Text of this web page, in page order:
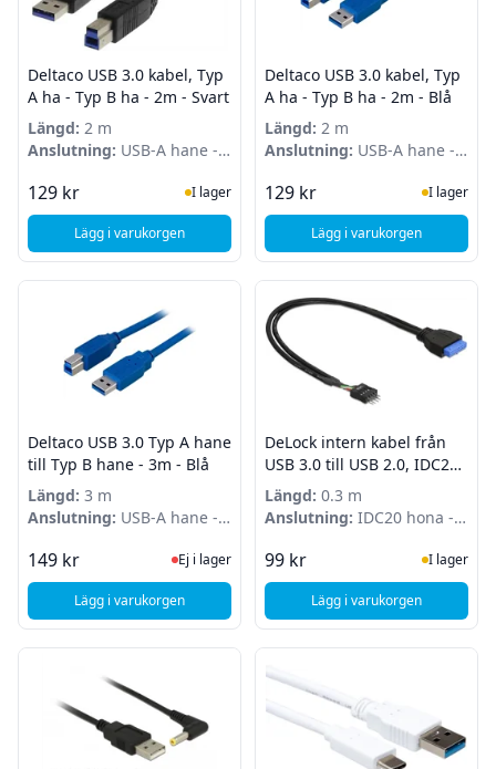
Deltaco USB 3.0 kabel, Typ
A ha - Typ B ha - 2m - Svart
Längd: 2 m
Anslutning: USB-A hane -
129 kr I Lager
I lager
Lägg i varukorgen, Deltaco USB 3.0 kabel, Typ A ha - Typ B ha - 2m - Svart
Deltaco USB 3.0 kabel, Typ
A ha - Typ B ha - 2m - Blå
Längd: 2 m
Anslutning: USB-A hane -
129 kr I Lager
I lager
Lägg i varukorgen
, Deltaco USB 3.0
Deltaco USB 3.0 Typ A hane
till Typ B hane - 3m - Blå
Längd: 3 m
Anslutning: USB-A hane -
149 kr Ej i lager, besök produktsidan för
Ej i lager
Lägg i varukorgen, Deltaco USB 3.0 Typ A hane till Typ B hane - 3m - Blå
DeLock intern kabel från
USB 3.0 till USB 2.0, IDC20
ho - IDC10 ha, 0,3m, svart
Längd: 0.3 m
Anslutning: IDC20 hona -
99 kr I Lager
I lager
Lägg i varukorgen
, DeLock intern